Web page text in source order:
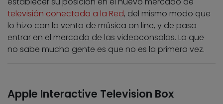
televisión conectada a la Red, del mismo modo que
lo hizo con la venta de música on line, y de paso
entrar en el mercado de las videoconsolas. Lo que
no sabe mucha gente es que no es la primera vez.
Apple Interactive Television Box